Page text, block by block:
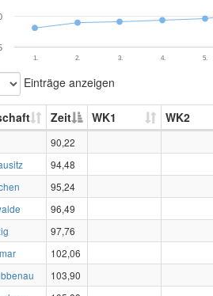
1. 2. 3. 4. 5.
Einträge anzeigen
Zeit WK1 WK2
90,22
94,48
95,24
96,49
97,76
102,06
103,90